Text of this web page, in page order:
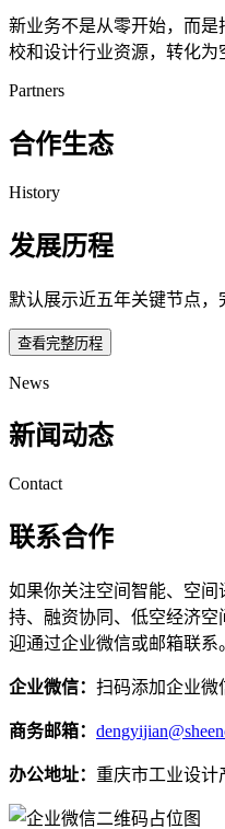
新业务不是从零开始，而
校和设计行业资源，转化为
Partners
合作生态
History
发展历程
默认展示近五年关键节点，
查看完整历程
News
新闻动态
Contact
联系合作
如果你关注空间智能、空
持、融资协同、低空经济
迎通过企业微信或邮箱联系
企业微信： 扫码添加企业微
商务邮箱：
办公地址： 重庆市工业设计